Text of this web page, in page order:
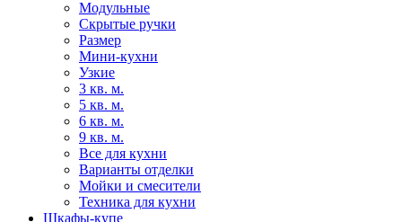
Модульные
Скрытые ручки
Размер
Мини-кухни
Узкие
3 кв. м.
5 кв. м.
6 кв. м.
9 кв. м.
Все для кухни
Варианты отделки
Мойки и смесители
Техника для кухни
Шкафы-купе